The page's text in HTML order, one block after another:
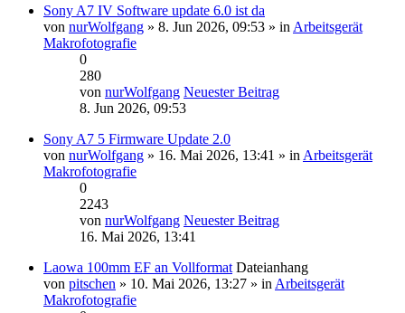
Sony A7 IV Software update 6.0 ist da
von nurWolfgang » 8. Jun 2026, 09:53 » in Arbeitsgerät
Makrofotografie
0
280
von nurWolfgang Neuester Beitrag
8. Jun 2026, 09:53
Sony A7 5 Firmware Update 2.0
von nurWolfgang » 16. Mai 2026, 13:41 » in Arbeitsgerät
Makrofotografie
0
2243
von nurWolfgang Neuester Beitrag
16. Mai 2026, 13:41
Laowa 100mm EF an Vollformat Dateianhang
von pitschen » 10. Mai 2026, 13:27 » in Arbeitsgerät
Makrofotografie